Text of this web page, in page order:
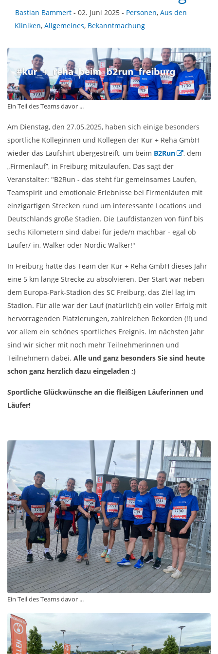
Bastian Bammert - 02. Juni 2025 - Personen, Aus den
Kliniken, Allgemeines, Bekanntmachung
Ein Teil des Teams davor ...
Am Dienstag, den 27.05.2025, haben sich einige besonders
sportliche Kolleginnen und Kollegen der Kur + Reha GmbH
wieder das Laufshirt übergestreift, um beim B2Run
, dem
„Firmenlauf”, in Freiburg mitzulaufen. Das sagt der
Veranstalter: "B2Run - das steht für gemeinsames Laufen,
Teamspirit und emotionale Erlebnisse bei Firmenläufen mit
einzigartigen Strecken rund um interessante Locations und
Deutschlands große Stadien. Die Laufdistanzen von fünf bis
sechs Kilometern sind dabei für jede/n machbar - egal ob
Läufer/-in, Walker oder Nordic Walker!"
In Freiburg hatte das Team der Kur + Reha GmbH dieses Jahr
eine 5 km lange Strecke zu absolvieren. Der Start war neben
dem Europa-Park-Stadion des SC Freiburg, das Ziel lag im
Stadion. Für alle war der Lauf (natürlich!) ein voller Erfolg mit
hervorragenden Platzierungen, zahlreichen Rekorden (!!) und
vor allem ein schönes sportliches Ereignis. Im nächsten Jahr
sind wir sicher mit noch mehr Teilnehmerinnen und
Teilnehmern dabei. Alle und ganz besonders Sie sind heute
schon ganz herzlich dazu eingeladen ;)
Sportliche Glückwünsche an die fleißigen Läuferinnen und
Läufer!
Ein Teil des Teams davor ...